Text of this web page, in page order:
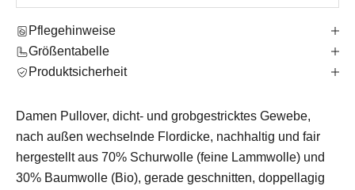
Pflegehinweise
Größentabelle
Produktsicherheit
Damen Pullover, dicht- und grobgestricktes Gewebe,
nach außen wechselnde Flordicke, nachhaltig und fair
hergestelltaus 70% Schurwolle (feine Lammwolle) und
30% Baumwolle (Bio), gerade geschnitten, doppellagig